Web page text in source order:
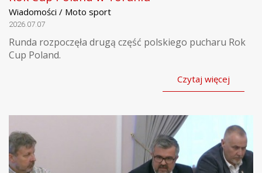
Wiadomości / Moto sport
2026.07.07
Runda rozpoczęła drugą część polskiego pucharu Rok
Cup Poland.
Czytaj więcej